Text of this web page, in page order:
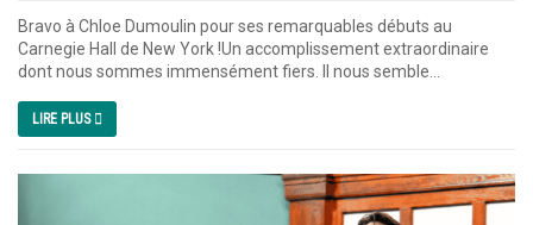
Bravo à Chloe Dumoulin pour ses remarquables débuts au
Carnegie Hall de New York !Un accomplissement extraordinaire
dont nous sommes immensément fiers. Il nous semble...
LIRE PLUS